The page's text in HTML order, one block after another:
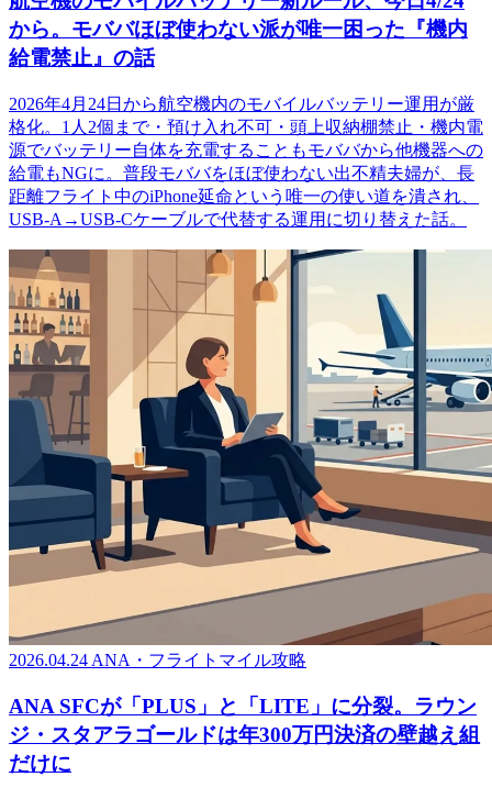
から。モババほぼ使わない派が唯一困った『機内
給電禁止』の話
2026年4月24日から航空機内のモバイルバッテリー運用が厳
格化。1人2個まで・預け入れ不可・頭上収納棚禁止・機内電
源でバッテリー自体を充電することもモババから他機器への
給電もNGに。普段モババをほぼ使わない出不精夫婦が、長
距離フライト中のiPhone延命という唯一の使い道を潰され、
USB-A→USB-Cケーブルで代替する運用に切り替えた話。
2026.04.24 ANA・フライトマイル攻略
ANA SFCが「PLUS」と「LITE」に分裂。ラウン
ジ・スタアラゴールドは年300万円決済の壁越え組
だけに